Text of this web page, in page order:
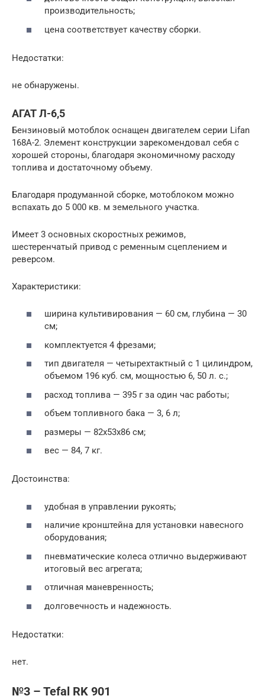
производительность;
цена соответствует качеству сборки.
Недостатки:
не обнаружены.
АГАТ Л-6,5
Бензиновый мотоблок оснащен двигателем серии Lifan
168A-2. Элемент конструкции зарекомендовал себя с
хорошей стороны, благодаря экономичному расходу
топлива и достаточному объему.
Благодаря продуманной сборке, мотоблоком можно
вспахать до 5 000 кв. м земельного участка.
Имеет 3 основных скоростных режимов,
шестеренчатый привод с ременным сцеплением и
реверсом.
Характеристики:
ширина культивирования — 60 см, глубина — 30
см;
комплектуется 4 фрезами;
тип двигателя — четырехтактный с 1 цилиндром,
объемом 196 куб. см, мощностью 6, 50 л. с.;
расход топлива — 395 г за один час работы;
объем топливного бака — 3, 6 л;
размеры — 82х53х86 см;
вес — 84, 7 кг.
Достоинства:
удобная в управлении рукоять;
наличие кронштейна для установки навесного
оборудования;
пневматические колеса отлично выдерживают
итоговый вес агрегата;
отличная маневренность;
долговечность и надежность.
Недостатки:
нет.
№3 – Tefal RK 901